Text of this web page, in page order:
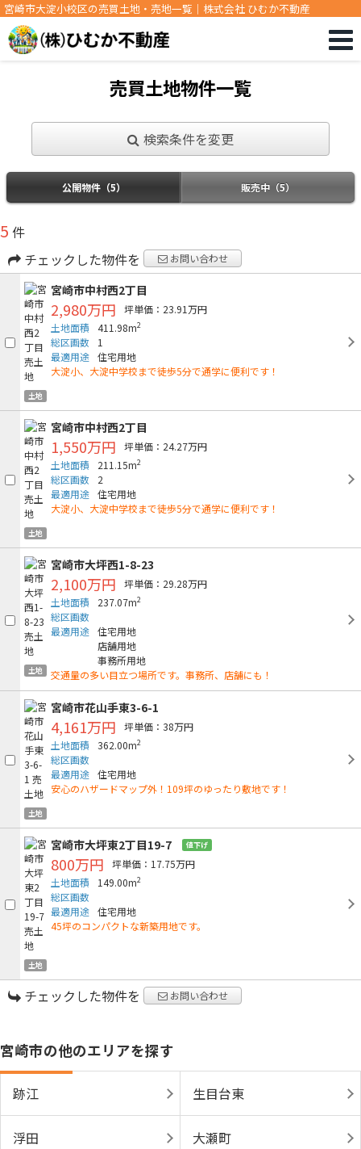
宮崎市大淀小校区の売買土地・売地一覧｜株式会社 ひむか不動産
売買土地物件一覧
検索条件を変更
公開物件（5） 販売中（5）
5 件
チェックした物件を
お問い合わせ
土地
宮崎市中村西2丁目
2,980万円
坪単価：23.91万円
土地面積
411.98m2
総区画数
1
最適用途 住宅用地
大淀小、大淀中学校まで徒歩5分で通学に便利です！
土地
宮崎市中村西2丁目
1,550万円
坪単価：24.27万円
土地面積
211.15m2
総区画数
2
最適用途 住宅用地
大淀小、大淀中学校まで徒歩5分で通学に便利です！
土地
宮崎市大坪西1-8-23
2,100万円
坪単価：29.28万円
土地面積
237.07m2
総区画数
最適用途 住宅用地
店舗用地
事務所用地
交通量の多い目立つ場所です。事務所、店舗にも！
土地
宮崎市花山手東3-6-1
4,161万円
坪単価：38万円
土地面積
362.00m2
総区画数
最適用途 住宅用地
安心のハザードマップ外！109坪のゆったり敷地です！
土地
宮崎市大坪東2丁目19-7 値下げ
800万円
坪単価：17.75万円
土地面積
149.00m2
総区画数
最適用途 住宅用地
45坪のコンパクトな新築用地です。
チェックした物件を お問い合わせ
宮崎市の他のエリアを探す
跡江 生目台東
浮田 大瀬町